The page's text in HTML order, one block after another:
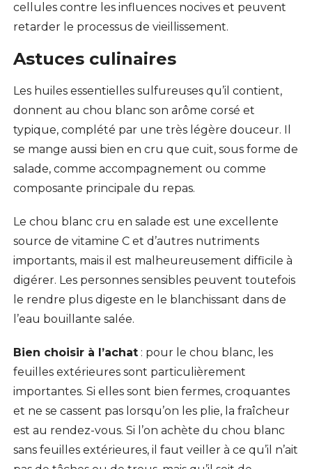
cellules contre les influences nocives et peuvent
retarder le processus de vieillissement.
Astuces culinaires
Les huiles essentielles sulfureuses qu’il contient,
donnent au chou blanc son arôme corsé et
typique, complété par une très légère douceur. Il
se mange aussi bien en cru que cuit, sous forme de
salade, comme accompagnement ou comme
composante principale du repas.
Le chou blanc cru en salade est une excellente
source de vitamine C et d’autres nutriments
importants, mais il est malheureusement difficile à
digérer. Les personnes sensibles peuvent toutefois
le rendre plus digeste en le blanchissant dans de
l’eau bouillante salée.
Bien choisir à l’achat: pour le chou blanc, les
feuilles extérieures sont particulièrement
importantes. Si elles sont bien fermes, croquantes
et ne se cassent pas lorsqu’on les plie, la fraîcheur
est au rendez-vous. Si l’on achète du chou blanc
sans feuilles extérieures, il faut veiller à ce qu’il n’ait